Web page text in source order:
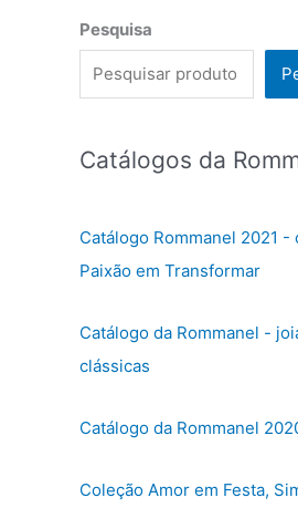
Pesquisa
Catálogos da
Catálogo Rommanel 2021 -
Paixão em Transformar
Catálogo da Rommanel -
clássicas
Catálogo da Rommanel
Coleção Amor em Festa,